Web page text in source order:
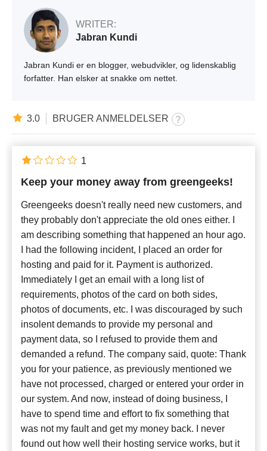
WRITER:
Jabran Kundi
Jabran Kundi er en blogger, webudvikler, og lidenskablig
forfatter. Han elsker at snakke om nettet.
3.0 BRUGER ANMELDELSER
Keep your money away from greengeeks!
Greengeeks doesn't really need new customers, and
they probably don't appreciate the old ones either. I
am describing something that happened an hour ago.
I had the following incident, I placed an order for
hosting and paid for it. Payment is authorized.
Immediately I get an email with a long list of
requirements, photos of the card on both sides,
photos of documents, etc. I was discouraged by such
insolent demands to provide my personal and
payment data, so I refused to provide them and
demanded a refund. The company said, quote: Thank
you for your patience, as previously mentioned we
have not processed, charged or entered your order in
our system. And now, instead of doing business, I
have to spend time and effort to fix something that
was not my fault and get my money back. I never
found out how well their hosting service works, but it
1